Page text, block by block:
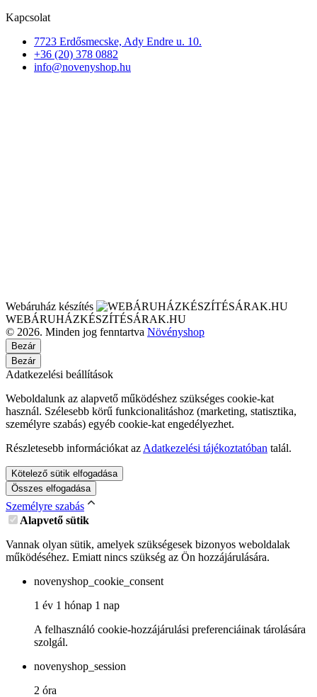
Kapcsolat
7723 Erdősmecske, Ady Endre u. 10.
+36 (20) 378 0882
info@novenyshop.hu
Webáruház készítés
WEBÁRUHÁZKÉSZÍTÉSÁRAK.HU
© 2026. Minden jog fenntartva Növényshop
Bezár
Bezár
Adatkezelési beállítások
Weboldalunk az alapvető működéshez szükséges cookie-kat
használ. Szélesebb körű funkcionalitáshoz (marketing, statisztika,
személyre szabás) egyéb cookie-kat engedélyezhet.
Részletesebb információkat az Adatkezelési tájékoztatóban talál.
Kötelező sütik elfogadása
Összes elfogadása
Személyre szabás
Alapvető sütik
Vannak olyan sütik, amelyek szükségesek bizonyos weboldalak
működéséhez. Emiatt nincs szükség az Ön hozzájárulására.
novenyshop_cookie_consent
1 év 1 hónap 1 nap
A felhasználó cookie-hozzájárulási preferenciáinak tárolására
szolgál.
novenyshop_session
2 óra